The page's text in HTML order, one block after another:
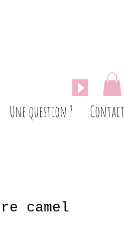
Une question ? Contact
camel